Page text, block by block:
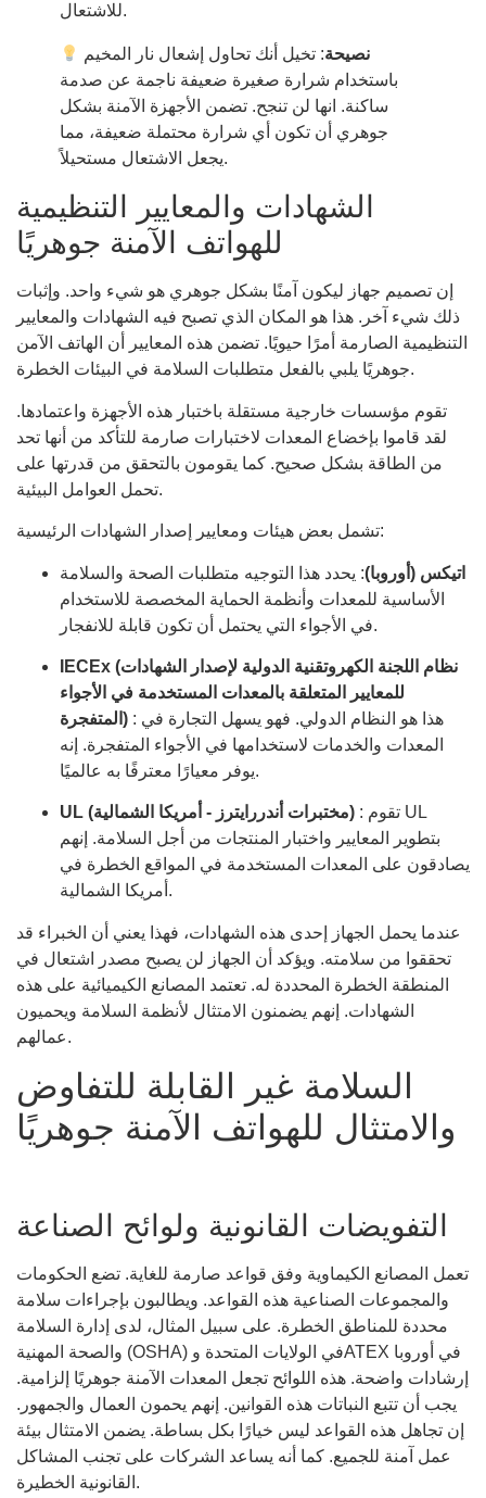
للاشتعال.
نصيحة: تخيل أنك تحاول إشعال نار المخيم
باستخدام شرارة صغيرة ضعيفة ناجمة عن صدمة
ساكنة. انها لن تنجح. تضمن الأجهزة الآمنة بشكل
جوهري أن تكون أي شرارة محتملة ضعيفة، مما
يجعل الاشتعال مستحيلاً.
الشهادات والمعايير التنظيمية
للهواتف الآمنة جوهريًا
إن تصميم جهاز ليكون آمنًا بشكل جوهري هو شيء واحد. وإثبات
ذلك شيء آخر. هذا هو المكان الذي تصبح فيه الشهادات والمعايير
التنظيمية الصارمة أمرًا حيويًا. تضمن هذه المعايير أن الهاتف الآمن
جوهريًا يلبي بالفعل متطلبات السلامة في البيئات الخطرة.
تقوم مؤسسات خارجية مستقلة باختبار هذه الأجهزة واعتمادها.
لقد قاموا بإخضاع المعدات لاختبارات صارمة للتأكد من أنها تحد
من الطاقة بشكل صحيح. كما يقومون بالتحقق من قدرتها على
تحمل العوامل البيئية.
تشمل بعض هيئات ومعايير إصدار الشهادات الرئيسية:
اتيكس (أوروبا): يحدد هذا التوجيه متطلبات الصحة والسلامة
الأساسية للمعدات وأنظمة الحماية المخصصة للاستخدام
في الأجواء التي يحتمل أن تكون قابلة للانفجار.
IECEx (نظام اللجنة الكهروتقنية الدولية لإصدار الشهادات
للمعايير المتعلقة بالمعدات المستخدمة في الأجواء
المتفجرة) : هذا هو النظام الدولي. فهو يسهل التجارة في
المعدات والخدمات لاستخدامها في الأجواء المتفجرة. إنه
يوفر معيارًا معترفًا به عالميًا.
UL (مختبرات أندررايترز - أمريكا الشمالية) : تقوم UL
بتطوير المعايير واختبار المنتجات من أجل السلامة. إنهم
يصادقون على المعدات المستخدمة في المواقع الخطرة في
أمريكا الشمالية.
عندما يحمل الجهاز إحدى هذه الشهادات، فهذا يعني أن الخبراء قد
تحققوا من سلامته. ويؤكد أن الجهاز لن يصبح مصدر اشتعال في
المنطقة الخطرة المحددة له. تعتمد المصانع الكيميائية على هذه
الشهادات. إنهم يضمنون الامتثال لأنظمة السلامة ويحميون
عمالهم.
السلامة غير القابلة للتفاوض
والامتثال للهواتف الآمنة جوهريًا
التفويضات القانونية ولوائح الصناعة
تعمل المصانع الكيماوية وفق قواعد صارمة للغاية. تضع الحكومات
والمجموعات الصناعية هذه القواعد. ويطالبون بإجراءات سلامة
محددة للمناطق الخطرة. على سبيل المثال، لدى إدارة السلامة
والصحة المهنية (OSHA) في الولايات المتحدة وATEX في أوروبا
إرشادات واضحة. هذه اللوائح تجعل المعدات الآمنة جوهريًا إلزامية.
يجب أن تتبع النباتات هذه القوانين. إنهم يحمون العمال والجمهور.
إن تجاهل هذه القواعد ليس خيارًا بكل بساطة. يضمن الامتثال بيئة
عمل آمنة للجميع. كما أنه يساعد الشركات على تجنب المشاكل
القانونية الخطيرة.